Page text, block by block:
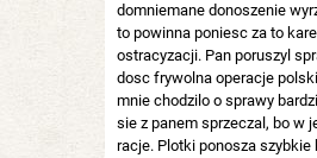
domniemane donoszenie
to powinna poniesc za to
ostracyzacji. Pan poruszyl
dosc frywolna operacje
mnie chodzilo o sprawy
sie z panem sprzeczal, bo w
racje. Plotki ponosza